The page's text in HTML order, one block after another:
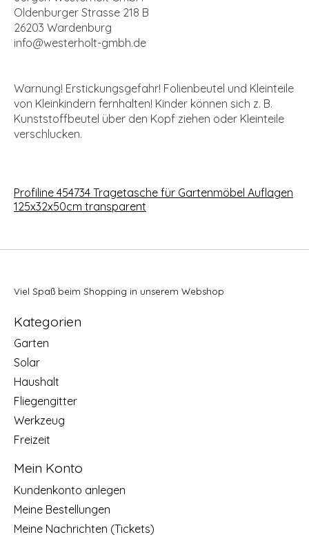
Oldenburger Strasse 218 B
26203 Wardenburg
info@westerholt-gmbh.de
Warnung! Erstickungsgefahr! Folienbeutel und Kleinteile
von Kleinkindern fernhalten! Kinder können sich z. B.
Kunststoffbeutel über den Kopf ziehen oder Kleinteile
verschlucken.
Profiline 454734 Tragetasche für Gartenmöbel Auflagen
125x32x50cm transparent
Viel Spaß beim Shopping in unserem Webshop
Kategorien
Garten
Solar
Haushalt
Fliegengitter
Werkzeug
Freizeit
Mein Konto
Kundenkonto anlegen
Meine Bestellungen
Meine Nachrichten (Tickets)